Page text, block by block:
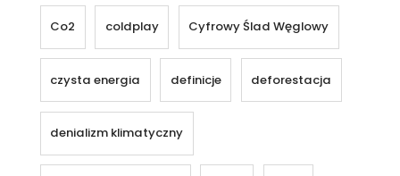
Co2 coldplay Cyfrowy Ślad Węglowy
czysta energia definicje deforestacja
denializm klimatyczny